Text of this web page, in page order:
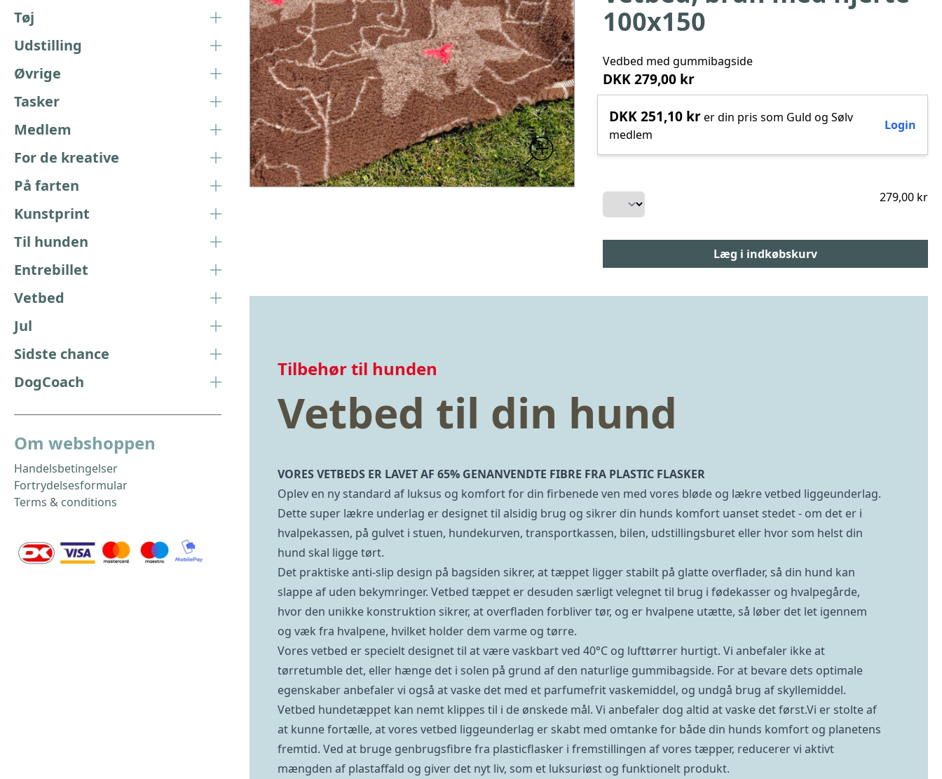
Tøj
Udstilling
Øvrige
Tasker
Medlem
For de kreative
På farten
Kunstprint
Til hunden
Entrebillet
Vetbed
Jul
Sidste chance
DogCoach
Om webshoppen
Handelsbetingelser
Fortrydelsesformular
Terms & conditions
100x150
Vedbed med gummibagside
DKK 279,00 kr
DKK 251,10 krer din pris som Guld og Sølv
medlem
Login
279,00 kr
Tilbehør til hunden
Vetbed til din hund
VORES VETBEDS ER LAVET AF 65% GENANVENDTE FIBRE FRA PLASTIC FLASKER
Oplev en ny standard af luksus og komfort for din firbenede ven med vores bløde og lækre vetbed liggeunderlag.
Dette super lækre underlag er designet til alsidig brug og sikrer din hunds komfort uanset stedet - om det er i
hvalpekassen, på gulvet i stuen, hundekurven, transportkassen, bilen, udstillingsburet eller hvor som helst din
hund skal ligge tørt.
Det praktiske anti-slip design på bagsiden sikrer, at tæppet ligger stabilt på glatte overflader, så din hund kan
slappe af uden bekymringer. Vetbed tæppet er desuden særligt velegnet til brug i fødekasser og hvalpegårde,
hvor den unikke konstruktion sikrer, at overfladen forbliver tør, og er hvalpene utætte, så løber det let igennem
og væk fra hvalpene, hvilket holder dem varme og tørre.
Vores vetbed er specielt designet til at være vaskbart ved 40°C og lufttørrer hurtigt. Vi anbefaler ikke at
tørretumble det, eller hænge det i solen på grund af den naturlige gummibagside. For at bevare dets optimale
egenskaber anbefaler vi også at vaske det med et parfumefrit vaskemiddel, og undgå brug af skyllemiddel.
Vetbed hundetæppet kan nemt klippes til i de ønskede mål. Vi anbefaler dog altid at vaske det først.Vi er stolte af
at kunne fortælle, at vores vetbed liggeunderlag er skabt med omtanke for både din hunds komfort og planetens
fremtid. Ved at bruge genbrugsfibre fra plasticflasker i fremstillingen af vores tæpper, reducerer vi aktivt
mængden af plastaffald og giver det nyt liv, som et luksuriøst og funktionelt produkt.